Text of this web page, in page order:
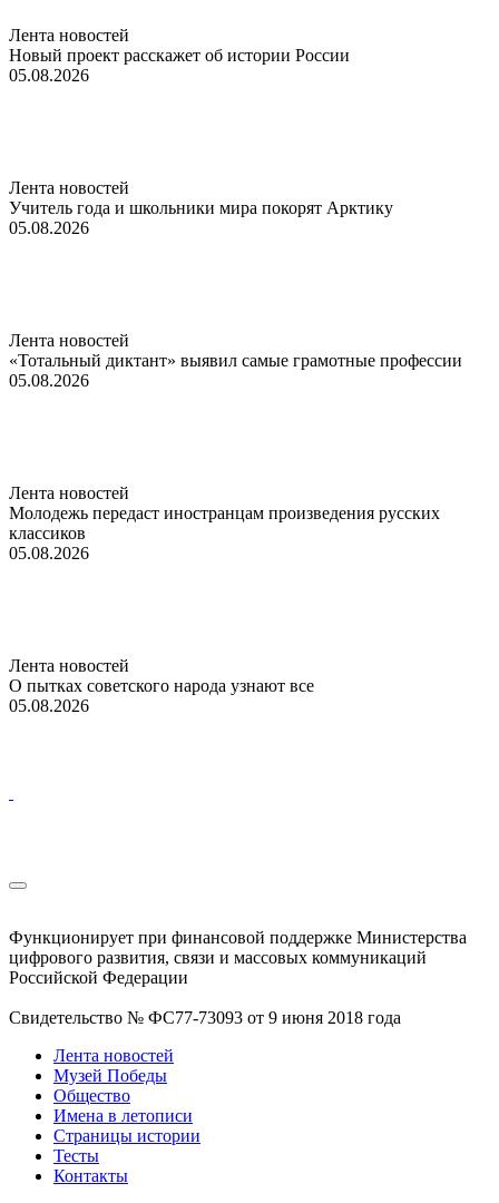
Лента новостей
Новый проект расскажет об истории России
05.08.2026
Лента новостей
Учитель года и школьники мира покорят Арктику
05.08.2026
Лента новостей
«Тотальный диктант» выявил самые грамотные профессии
05.08.2026
Лента новостей
Молодежь передаст иностранцам произведения русских
классиков
05.08.2026
Лента новостей
О пытках советского народа узнают все
05.08.2026
Функционирует при финансовой поддержке Министерства
цифрового развития, связи и массовых коммуникаций
Российской Федерации
Свидетельство № ФС77-73093 от 9 июня 2018 года
Лента новостей
Музей Победы
Общество
Имена в летописи
Страницы истории
Тесты
Контакты